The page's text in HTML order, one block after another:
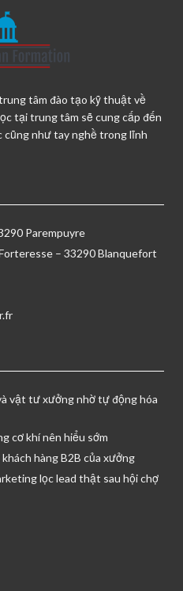
tâm đào tạo kỹ thuật về
tại trung tâm sẽ cung cấp đến
cũng như tay nghề trong lĩnh
Parempuyre
– 33290 Blanquefort
vật tư xưởng nhờ tự động hóa
cơ khí nên hiểu sớm
hàng B2B của xưởng
lọc lead thật sau hội chợ